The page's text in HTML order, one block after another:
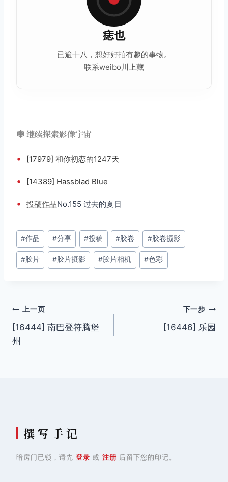
痣也
已逾十八，想好好拍有趣的事物。
联系weibo川上藏
🕸️ 继续探索影像宇宙
• [17979] 和你初恋的1247天
• [14389] Hassblad Blue
• 投稿作品No.155 过去的夏日
文
章
标
#作品 #分享 #投稿 #胶卷 #胶卷摄影
#胶片 #胶片摄影 #胶片相机 #色彩
文
章
上一页
[16444] 南巴登符腾堡
州
下一步
[16446] 乐园
撰 写 手 记
暗房门已锁，请先 登录 或 注册 后留下您的印记。